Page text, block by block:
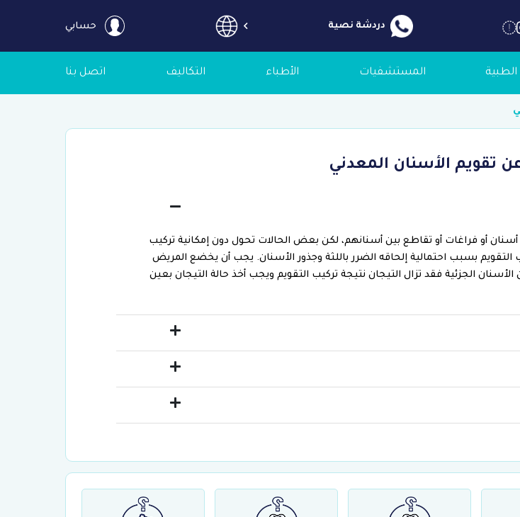
دردشة نصية حسابي
الطبية المستشفيات الأطباء التكاليف اتصل بنا
تقويم الأسنان المعدني
أو فراغات أو تقاطع بين أسنانهم، لكن بعض الحالات تحول دون إمكانية تركيب
التقويم بسبب احتمالية إلحاقه الضرر باللثة وجذور الأسنان. يجب أن يخضع المريض
الجزئية فقد تزال التيجان نتيجة تركيب التقويم ويجب أخذ حالة التيجان بعين